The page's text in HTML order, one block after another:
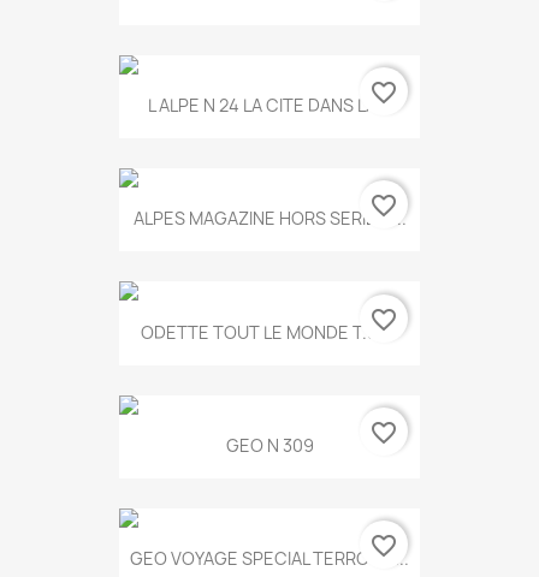
L ALPE N 24 LA CITE DANS LA...
favorite_border
ALPES MAGAZINE HORS SERIE N...
favorite_border
ODETTE TOUT LE MONDE T.546
favorite_border
GEO N 309 favorite_border
GEO VOYAGE SPECIAL TERROIRS...
favorite_border